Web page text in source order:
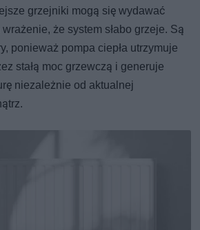
grzejniki mogą się wydawać
że system słabo grzeje. Są
ponieważ pompa ciepła utrzymuje
stałą moc grzewczą i generuje
niezależnie od aktualnej